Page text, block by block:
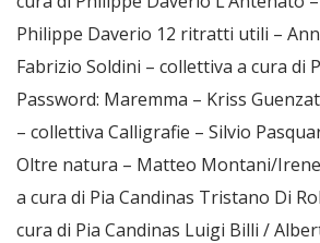
Philippe Daverio 12 ritratti utili –
Fabrizio Soldini – collettiva a cura di
Password: Maremma – Kriss
– collettiva Calligrafie – Silvio
Oltre natura – Matteo Montani/
a cura di Pia Candinas Tristano Di
cura di Pia Candinas Luigi Billi /